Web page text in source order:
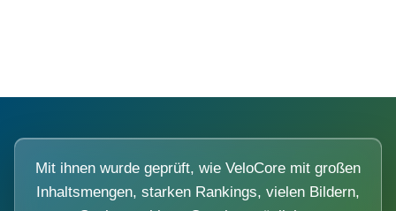
Mit ihnen wurde geprüft, wie VeloCore mit großen
Inhaltsmengen, starken Rankings, vielen Bildern,